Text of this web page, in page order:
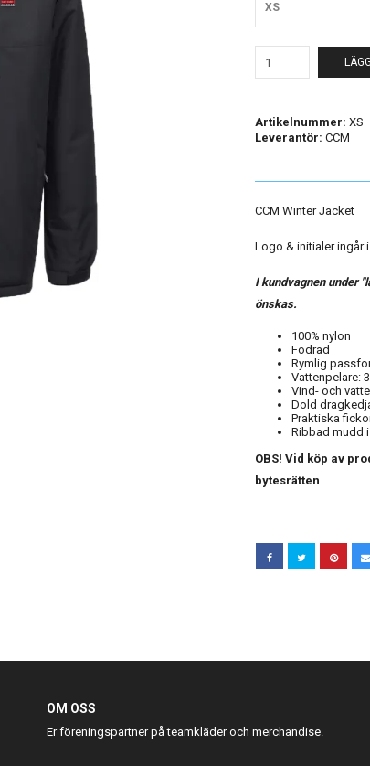
XS
Artikelnummer: XS
Leverantör: CCM
CCM Winter Jacket
Logo & initialer ingår
I kundvagnen under
önskas.
100% nylon
Fodrad
Rymlig
Vattenpelare:
Vind- och
Dold
Praktiska
Ribbad mudd
OBS! Vid köp av
bytesrätten
OM OSS
Er föreningspartner på teamkläder och merchandise.